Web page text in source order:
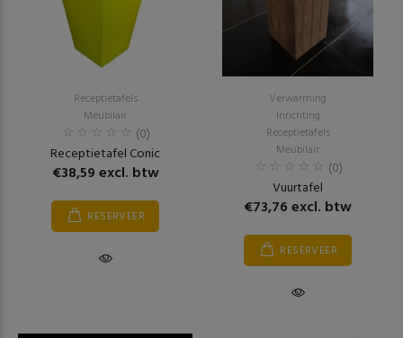
Receptietafels
Meubilair
(0)
Receptietafel Conic
€38,59 excl. btw
RESERVEER
Verwarming
Inrichting
Receptietafels
Meubilair
(0)
Vuurtafel
€73,76 excl. btw
RESERVEER